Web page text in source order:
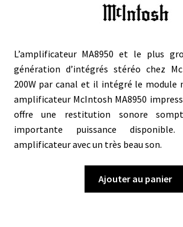
L’amplificateur MA8950 et le plus
génération d’intégrés stéréo chez
200W par canal et il intégré le module
amplificateur McIntosh MA8950
offre une restitution sonore
importante puissance
amplificateur avec un très beau son.
Ajouter au panier